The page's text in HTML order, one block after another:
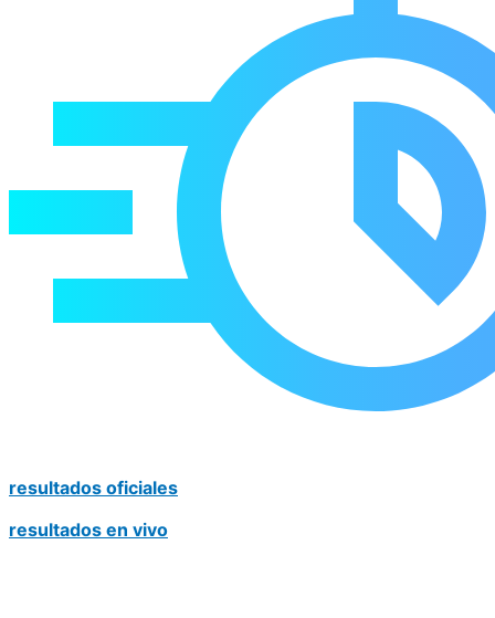
resultados oficiales
resultados en vivo